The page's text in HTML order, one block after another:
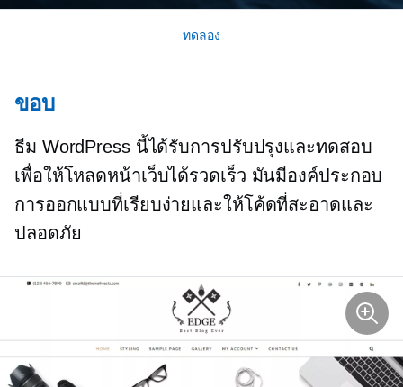
ทดลอง
ขอบ
ธีม WordPress นี้ได้รับการปรับปรุงและทดสอบ
เพื่อให้โหลดหน้าเว็บได้รวดเร็ว มันมีองค์ประกอบ
การออกแบบที่เรียบง่ายและให้โค้ดที่สะอาดและ
ปลอดภัย